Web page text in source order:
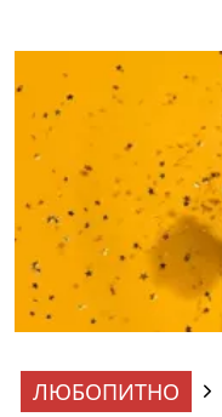
ЛЮБОПИТНО